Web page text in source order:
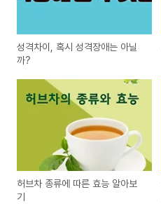
성격차이, 혹시 성격장애는 아닐
까?
허브차 종류에 따른 효능 알아보
기